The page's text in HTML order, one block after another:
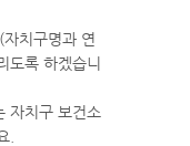
(자치구명과 연
도록 하겠습니
자치구 보건소
.